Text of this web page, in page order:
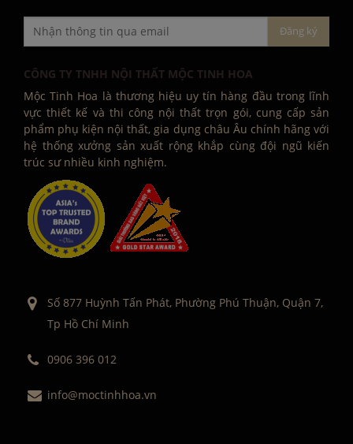
CÔNG TY TNHH NỘI THẤT MỘC TINH HOA
Mộc Tinh Hoa là thương hiệu uy tín hàng đầu trong lĩnh
vực thiết kế và thi công nội thất trọn gói, cung cấp sản
phẩm phụ kiện nội thất, gia dụng châu Âu chính hãng với
hệ thống xưởng sản xuất rộng khắp cùng đội ngũ kiến
trúc sư nhiều kinh nghiệm.
Số 877 Huỳnh Tấn Phát, Phường Phú Thuận, Quận 7,
Tp Hồ Chí Minh
0906 396 012
info@moctinhhoa.vn